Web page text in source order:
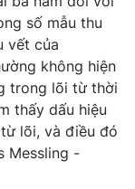
số mẫu thu
vết của
không hiện
trong lõi từ thời
thấy dấu hiệu
lõi, và điều đó
Messling -